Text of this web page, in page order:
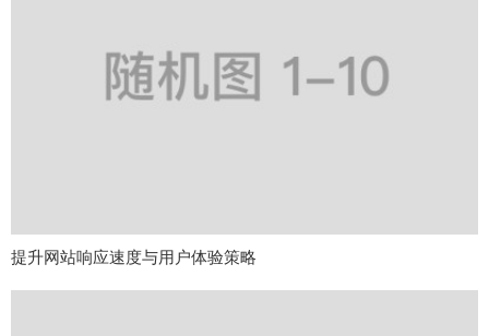
提升网站响应速度与用户体验策略